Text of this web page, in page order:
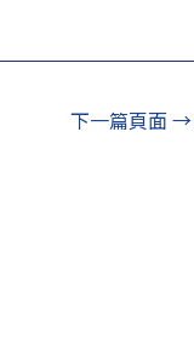
下一篇頁面→